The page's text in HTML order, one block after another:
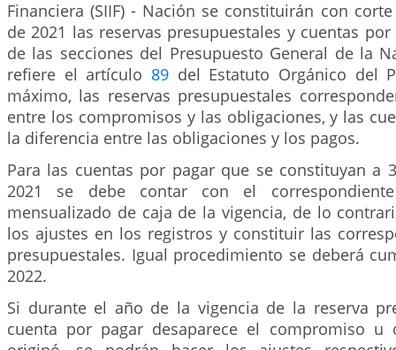
Financiera (SIIF) - Nación se constituirán con
de 2021 las reservas presupuestales y cuentas
de las secciones del Presupuesto General de la
refiere el artículo 89 del Estatuto Orgánico del
máximo, las reservas presupuestales
entre los compromisos y las obligaciones, y las
la diferencia entre las obligaciones y los pagos.
Para las cuentas por pagar que se constituyan a
2021 se debe contar con el
mensualizado de caja de la vigencia, de lo
los ajustes en los registros y constituir las
presupuestales. Igual procedimiento se deberá
2022.
Si durante el año de la vigencia de la reserva
cuenta por pagar desaparece el compromiso u